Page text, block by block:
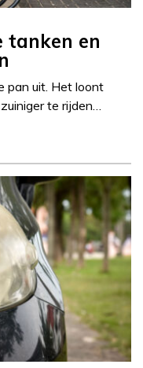
tanken en
pan uit. Het loont
te rijden…